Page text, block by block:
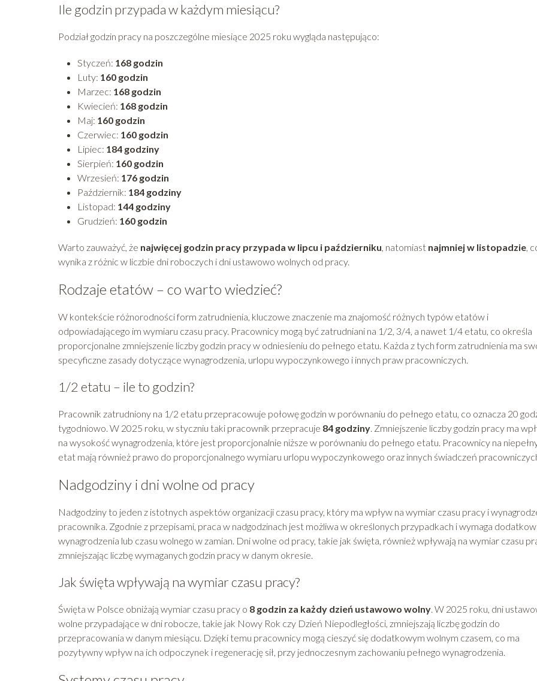
Ile godzin przypada w każdym miesiącu?
Podział godzin pracy na poszczególne miesiące 2025 roku wygląda następująco:
Styczeń: 168 godzin
Luty: 160 godzin
Marzec: 168 godzin
Kwiecień: 168 godzin
Maj: 160 godzin
Czerwiec: 160 godzin
Lipiec: 184 godziny
Sierpień: 160 godzin
Wrzesień: 176 godzin
Październik: 184 godziny
Listopad: 144 godziny
Grudzień: 160 godzin
Warto zauważyć, że najwięcej godzin pracy przypada w lipcu i październiku, natomiast najmniej w listopadzie,
wynika z różnic w liczbie dni roboczych i dni ustawowo wolnych od pracy.
Rodzaje etatów – co warto wiedzieć?
W kontekście różnorodności form zatrudnienia, kluczowe znaczenie ma znajomość różnych typów etatów i
odpowiadającego im wymiaru czasu pracy. Pracownicy mogą być zatrudniani na 1/2, 3/4, a nawet 1/4 etatu, co określa
proporcjonalne zmniejszenie liczby godzin pracy w odniesieniu do pełnego etatu. Każda z tych form zatrudnienia ma
specyficzne zasady dotyczące wynagrodzenia, urlopu wypoczynkowego i innych praw pracowniczych.
1/2 etatu – ile to godzin?
Pracownik zatrudniony na 1/2 etatu przepracowuje połowę godzin w porównaniu do pełnego etatu, co oznacza 20
tygodniowo. W 2025 roku, w styczniu taki pracownik przepracuje 84 godziny. Zmniejszenie liczby godzin pracy ma
na wysokość wynagrodzenia, które jest proporcjonalnie niższe w porównaniu do pełnego etatu. Pracownicy na
etat mają również prawo do proporcjonalnego wymiaru urlopu wypoczynkowego oraz innych świadczeń
Nadgodziny i dni wolne od pracy
Nadgodziny to jeden z istotnych aspektów organizacji czasu pracy, który ma wpływ na wymiar czasu pracy i
pracownika. Zgodnie z przepisami, praca w nadgodzinach jest możliwa w określonych przypadkach i wymaga
wynagrodzenia lub czasu wolnego w zamian. Dni wolne od pracy, takie jak święta, również wpływają na wymiar czasu
zmniejszając liczbę wymaganych godzin pracy w danym okresie.
Jak święta wpływają na wymiar czasu pracy?
Święta w Polsce obniżają wymiar czasu pracy o 8 godzin za każdy dzień ustawowo wolny. W 2025 roku, dni
wolne przypadające w dni robocze, takie jak Nowy Rok czy Dzień Niepodległości, zmniejszają liczbę godzin do
przepracowania w danym miesiącu. Dzięki temu pracownicy mogą cieszyć się dodatkowym wolnym czasem, co ma
pozytywny wpływ na ich odpoczynek i regenerację sił, przy jednoczesnym zachowaniu pełnego wynagrodzenia.